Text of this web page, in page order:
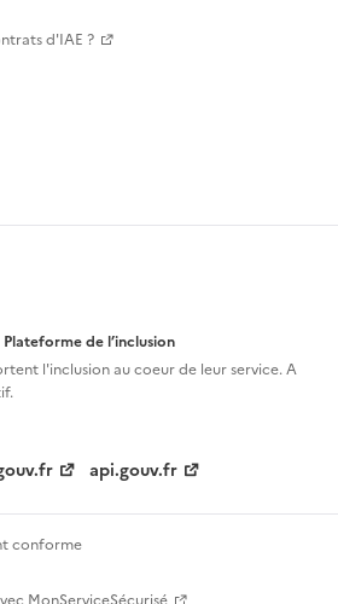
d'IAE ?
de l’inclusion
l'inclusion aucoeur de leur service. A
api.gouv.fr
conforme